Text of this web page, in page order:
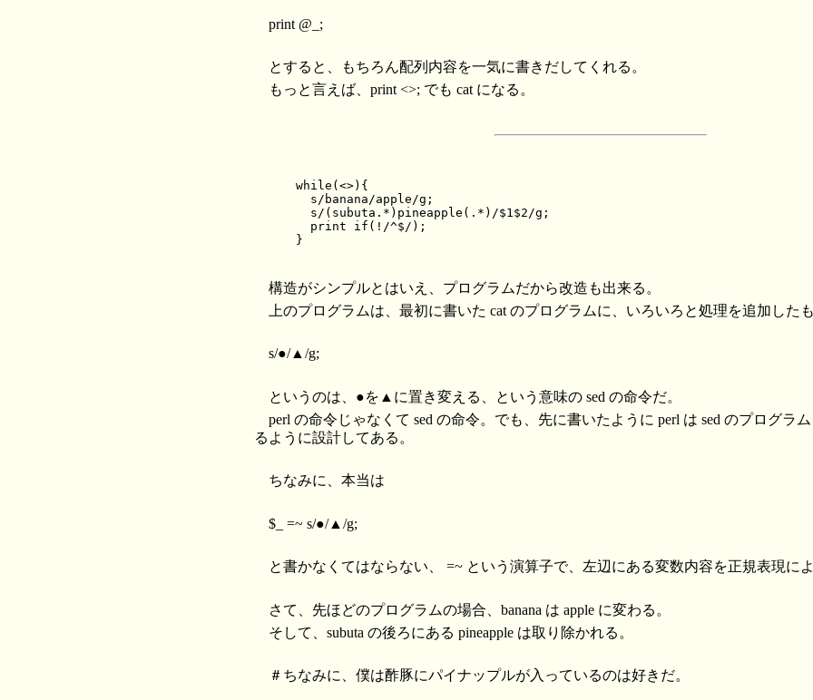
print @_;
とすると、もちろん配列内容を一気に書きだしてくれる。
もっと言えば、print <>; でも cat になる。
while(<>){
  s/banana/apple/g;
  s/(subuta.*)pineapple(.*)/$1$2/g;
  print if(!/^$/);
構造がシンプルとはいえ、プログラムだから改造も出来る。
上のプログラムは、最初に書いた cat のプログラムに、いろいろと処理を追加したも
s/●/▲/g;
というのは、●を▲に置き変える、という意味の sed の命令だ。
perl の命令じゃなくて sed の命令。でも、先に書いたように perl は sed のプログラ
るように設計してある。
ちなみに、本当は
$_ =~ s/●/▲/g;
と書かなくてはならない、 =~ という演算子で、左辺にある変数内容を正規表現に
さて、先ほどのプログラムの場合、banana は apple に変わる。
そして、subuta の後ろにある pineapple は取り除かれる。
＃ちなみに、僕は酢豚にパイナップルが入っているのは好きだ。